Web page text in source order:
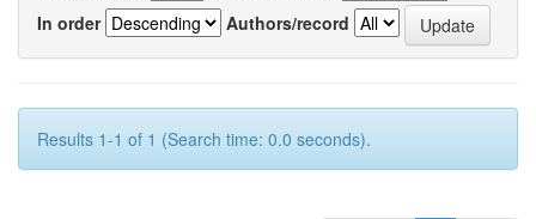
In order
Authors/record
Results 1-1 of 1 (Search time: 0.0 seconds).